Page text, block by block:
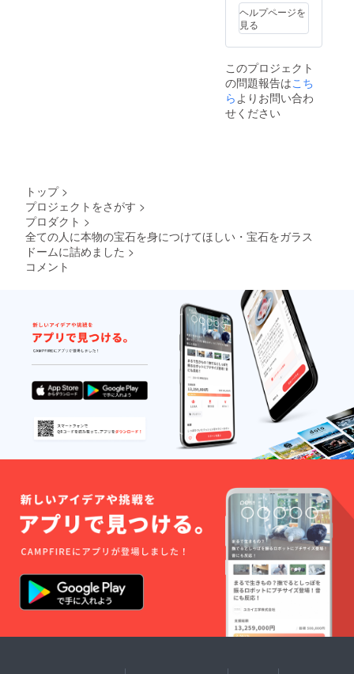
入れさ
せて頂
きまし
た。 ※
はジュ
エリー
製品か
ら外し
た物も
ありま
い。目
安です
が欠け
なし8割
と傷や
欠けが2
割に
なって
おりま
す。 ※
ガラス
になり
ますの
で強い
れてし
まう恐
れがあ
りま
す。
ヘルプページを
見る
このプロジェクト
の問題報告はこち
らよりお問い合わ
せください
トップ >
プロジェクトをさがす >
プロダクト >
全ての人に本物の宝石を身につけてほしい・宝石をガラス
ドームに詰めました >
コメント